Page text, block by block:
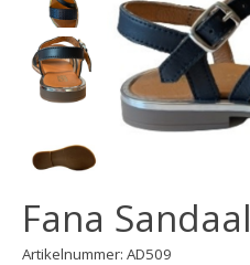
Fana Sandaal
Artikelnummer: AD509